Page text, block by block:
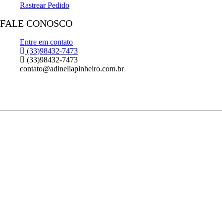
Rastrear Pedido
FALE CONOSCO
Entre em contato
(33)98432-7473
(33)98432-7473
contato@adineliapinheiro.com.br